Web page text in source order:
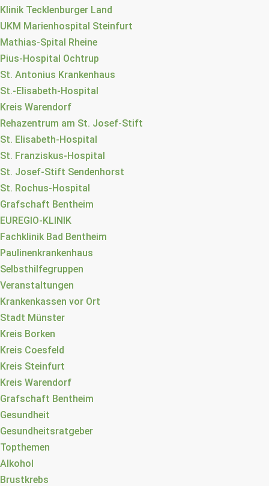
Klinik Tecklenburger Land
UKM Marienhospital Steinfurt
Mathias-Spital Rheine
Pius-Hospital Ochtrup
St. Antonius Krankenhaus
St.-Elisabeth-Hospital
Kreis Warendorf
Rehazentrum am St. Josef-Stift
St. Elisabeth-Hospital
St. Franziskus-Hospital
St. Josef-Stift Sendenhorst
St. Rochus-Hospital
Grafschaft Bentheim
EUREGIO-KLINIK
Fachklinik Bad Bentheim
Paulinenkrankenhaus
Selbsthilfegruppen
Veranstaltungen
Krankenkassen vor Ort
Stadt Münster
Kreis Borken
Kreis Coesfeld
Kreis Steinfurt
Kreis Warendorf
Grafschaft Bentheim
Gesundheit
Gesundheitsratgeber
Topthemen
Alkohol
Brustkrebs